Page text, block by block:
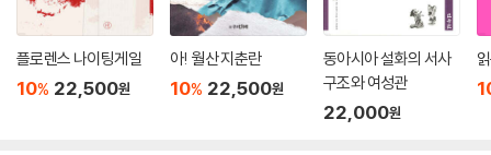
플로렌스 나이팅게일
10% 22,500원
아! 월산 지춘란
10% 22,500원
동아시아 설화의 서사
구조와 여성관
22,000원